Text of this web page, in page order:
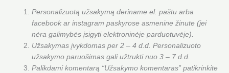
Personalizuotą užsakymą deriname el. paštu arba
facebook ar instagram paskyrose asmenine žinute (jei
nėra galimybės įsigyti elektroninėje parduotuvėje).
Užsakymas įvykdomas per 2 – 4 d.d. Personalizuoto
užsakymo paruošimas gali užtrukti nuo 3 – 7 d.d.
Palikdami komentarą “Užsakymo komentaras” patikrinkite